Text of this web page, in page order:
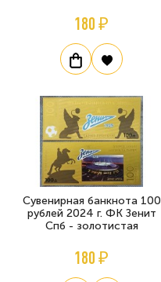
180 ₽
Сувенирная банкнота 100
рублей 2024 г. ФК Зенит
Спб - золотистая
180 ₽